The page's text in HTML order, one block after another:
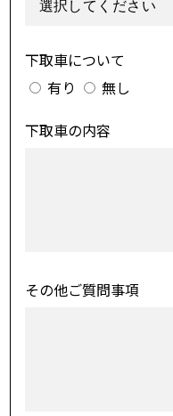
下取車について
有り
無し
下取車の内容
その他ご質問事項